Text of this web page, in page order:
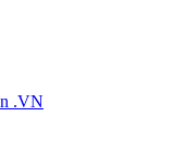
.VN